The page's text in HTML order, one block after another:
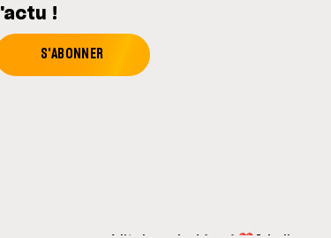
l'actu !
S'ABONNER